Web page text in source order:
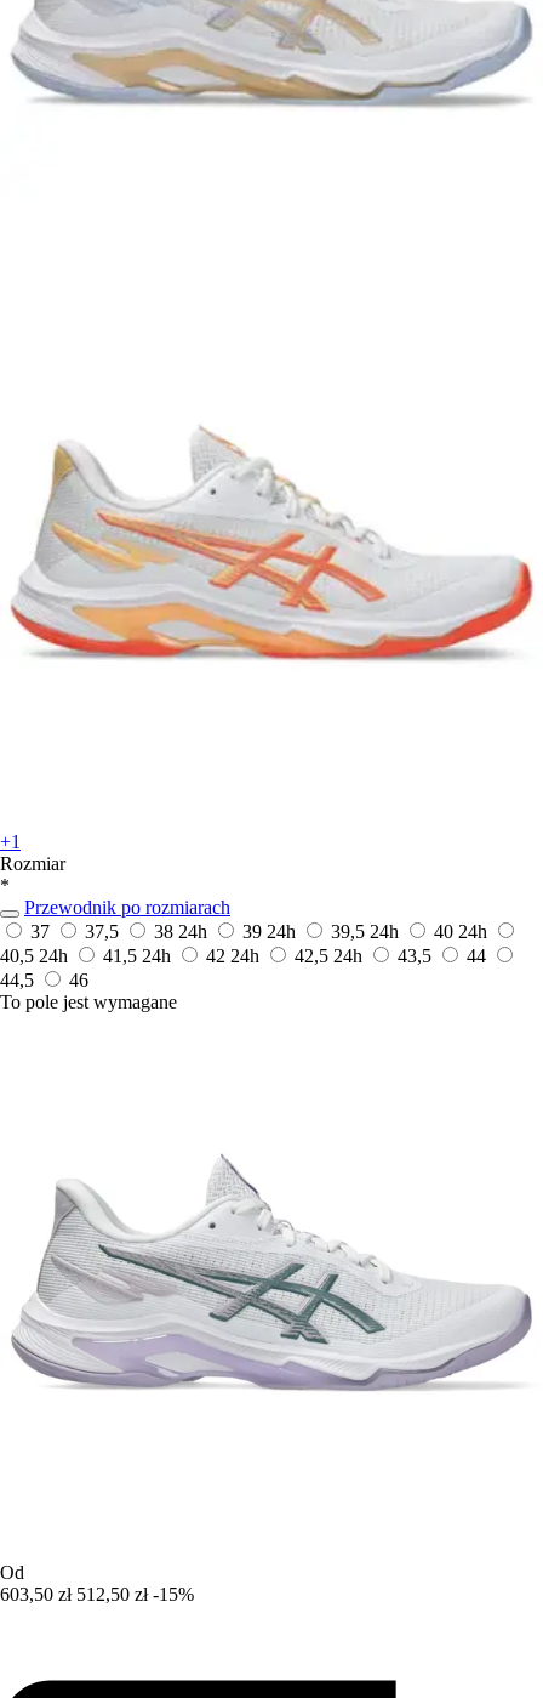
+1
Rozmiar
*
Przewodnik po rozmiarach
37
37,5 38 24h 39 24h 39,5 24h 40 24h
40,5 24h 41,5 24h 42 24h 42,5 24h 43,5
44
44,5
46
To pole jest wymagane
Od
603,50 zł 512,50 zł -15%